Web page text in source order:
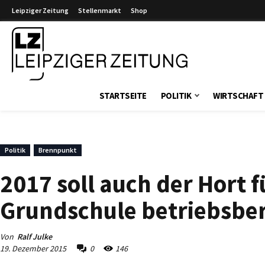
Leipziger Zeitung Stellenmarkt Shop
STARTSEITE POLITIK WIRTSCHAFT
Politik Brennpunkt
2017 soll auch der Hort
Grundschule
Von Ralf Julke
19. Dezember 2015
0 146